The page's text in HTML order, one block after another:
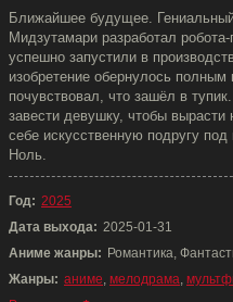
Ближайшее будущее.
Мидзутамари разработал
успешно запустили в
изобретение обернулось
почувствовал, что зашёл в
завести девушку, чтобы вырасти
себе искусственную подругу
Ноль.
Год: 2025
Дата выхода: 2025-01-31
Аниме жанры: Романтика,
Жанры: аниме, мелодрама,